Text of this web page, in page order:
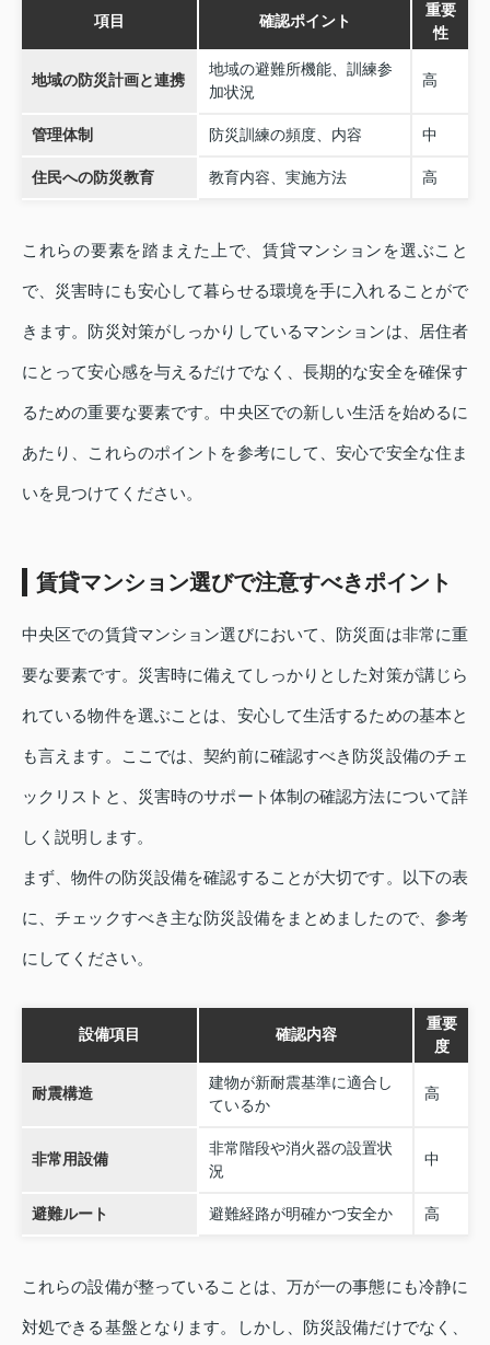
項目 確認ポイント
重要
性
地域の防災計画と連携
地域の避難所機能、訓練参
加状況
高
管理体制 防災訓練の頻度、内容 中
住民への防災教育 教育内容、実施方法 高
これらの要素を踏まえた上で、賃貸マンションを選ぶこと
で、災害時にも安心して暮らせる環境を手に入れることがで
きます。防災対策がしっかりしているマンションは、居住者
にとって安心感を与えるだけでなく、長期的な安全を確保す
るための重要な要素です。中央区での新しい生活を始めるに
あたり、これらのポイントを参考にして、安心で安全な住ま
いを見つけてください。
賃貸マンション選びで注意すべきポイント
中央区での賃貸マンション選びにおいて、防災面は非常に重
要な要素です。災害時に備えてしっかりとした対策が講じら
れている物件を選ぶことは、安心して生活するための基本と
も言えます。ここでは、契約前に確認すべき防災設備のチェ
ックリストと、災害時のサポート体制の確認方法について詳
しく説明します。
まず、物件の防災設備を確認することが大切です。以下の表
に、チェックすべき主な防災設備をまとめましたので、参考
にしてください。
設備項目 確認内容
重要
度
耐震構造
建物が新耐震基準に適合し
ているか
高
非常用設備
非常階段や消火器の設置状
況
中
避難ルート 避難経路が明確かつ安全か 高
これらの設備が整っていることは、万が一の事態にも冷静に
対処できる基盤となります。しかし、防災設備だけでなく、